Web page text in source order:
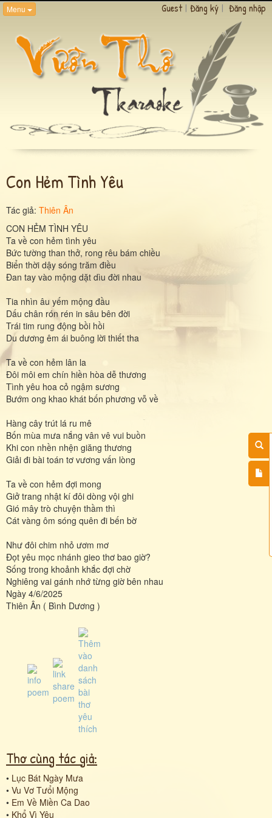
Menu Guest | Đăng ký | Đăng nhập
Con Hẻm Tình Yêu
Tác giả: Thiên Ân
CON HẺM TÌNH YÊU
Ta về con hẻm tình yêu
Bức tường than thở, rong rêu bám chiều
Biển thời dậy sóng trăm điều
Đan tay vào mộng dặt dìu đời nhau
Tia nhìn âu yếm mộng đầu
Dấu chân rón rén in sâu bên đời
Trái tim rung động bồi hồi
Du dương êm ái buông lời thiết tha
Ta về con hẻm lân la
Đôi môi em chín hiền hòa dễ thương
Tình yêu hoa cỏ ngậm sương
Bướm ong khao khát bốn phương vỗ về
Hàng cây trút lá ru mê
Bốn mùa mưa nắng vân vê vui buồn
Khi con nhền nhện giăng thương
Giải đi bài toán tơ vương vấn lòng
Ta về con hẻm đợi mong
Giở trang nhật kí đôi dòng vội ghi
Gió mây trò chuyện thầm thì
Cát vàng ôm sóng quên đi bến bờ
Như đôi chim nhỏ ươm mơ
Đọt yêu mọc nhánh gieo thơ bao giờ?
Sống trong khoảnh khắc đợi chờ
Nghiêng vai gánh nhớ từng giờ bên nhau
Ngày 4/6/2025
Thiên Ân ( Bình Dương )
Thơ cùng tác giả:
• Lục Bát Ngày Mưa
• Vu Vơ Tưổi Mộng
• Em Về Miền Ca Dao
• Khổ Vì Yêu